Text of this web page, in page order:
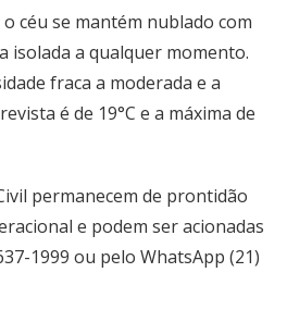
céu se mantém nublado com
isolada a qualquer momento.
fraca a moderada e a
é de 19°C e a máxima de
permanecem de prontidão
e podem ser acionadas
1999 ou pelo WhatsApp (21)